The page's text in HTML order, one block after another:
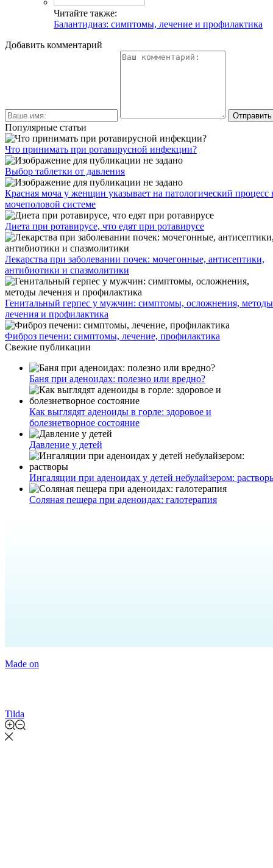
Читайте также:
Балантидиаз: симптомы, лечение и профилактика
Добавить комментарий
Популярные статьи
Что принимать при ротавирусной инфекции?
Выбор таблетки от давления
Красная моча у женщин указывает на патологический процесс
мочеполовой системе
Диета при ротавирусе, что едят при ротавирусе
Лекарства при заболевании почек: мочегонные, антисептики,
антибиотики и спазмолитики
Генитальный герпес у мужчин: симптомы, осложнения, методы
лечения и профилактика
Фиброз печени: симптомы, лечение, профилактика
Свежие публикации
Баня при аденоидах: полезно или вредно?
Как выглядят аденоиды в горле: здоровое и
болезнетворное состояние
Давление у детей
Ингаляции при аденоидах у детей небулайзером:
Соляная пещера при аденоидах: галотерапия
Made on
Tilda